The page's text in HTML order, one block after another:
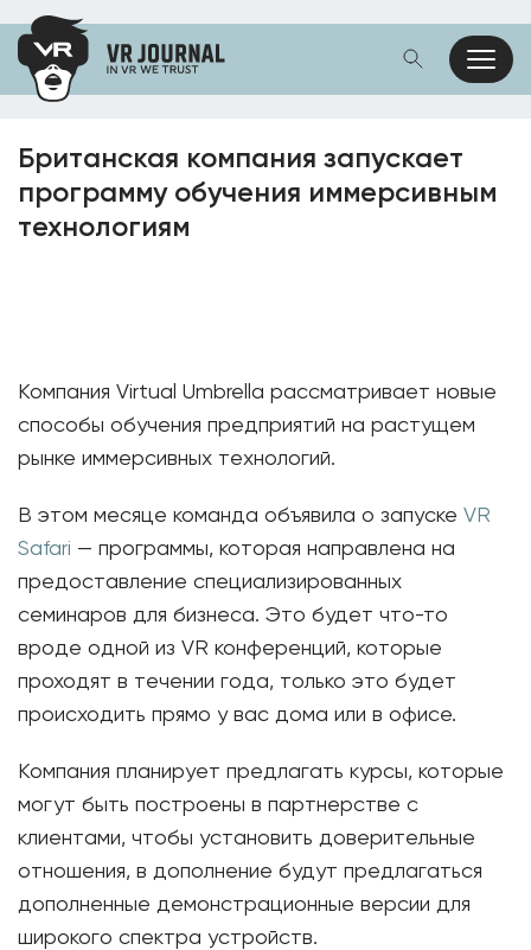
Британская компания запускает
программу обучения иммерсивным
технологиям
Компания Virtual Umbrella рассматривает новые
способы обучения предприятий на растущем
рынке иммерсивных технологий.
В этом месяце команда объявила о запуске VR
Safari — программы, которая направлена ​​на
предоставление специализированных
семинаров для бизнеса. Это будет что-то
вроде одной из VR конференций, которые
проходят в течении года, только это будет
происходить прямо у вас дома или в офисе.
Компания планирует предлагать курсы, которые
могут быть построены в партнерстве с
клиентами, чтобы установить доверительные
отношения, в дополнение будут предлагаться
дополненные демонстрационные версии для
широкого спектра устройств.